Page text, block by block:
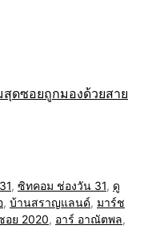
สุดซอยถูกมองด้วยสาย
, ซิทคอม ช่องวัน 31, ดู
, บ้านสราญแลนด์, มาร์ช
อย 2020, อาร์ อาณัตพล,